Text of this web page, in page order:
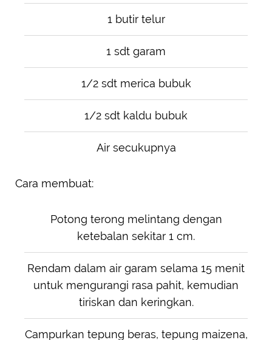
1 butir telur
1 sdt garam
1/2 sdt merica bubuk
1/2 sdt kaldu bubuk
Air secukupnya
Cara membuat:
Potong terong melintang dengan
ketebalan sekitar 1 cm.
Rendam dalam air garam selama 15 menit
untuk mengurangi rasa pahit, kemudian
tiriskan dan keringkan.
Campurkan tepung beras, tepung maizena,